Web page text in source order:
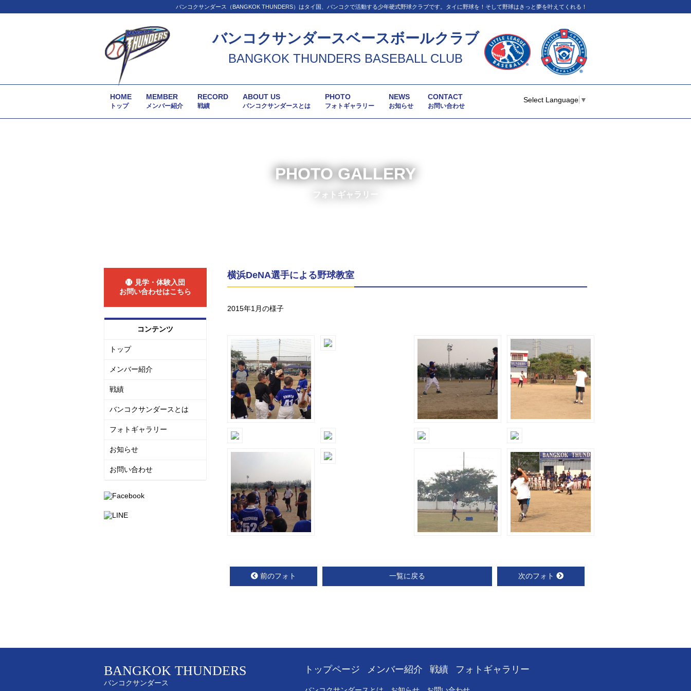
バンコクサンダース（BANGKOK THUNDERS）はタイ国、バンコクで活動する少年硬式野球クラブです。タイに野球を！そして野球はきっと夢を叶えてくれる！
バンコクサンダースベースボールクラブ
BANGKOK THUNDERS BASEBALL CLUB
HOME
トップ
MEMBER
メンバー紹介
RECORD
戦績
ABOUT US
バンコクサンダースとは
PHOTO
フォトギャラリー
NEWS
お知らせ
CONTACT
お問い合わせ
Select Language ▼
PHOTO GALLERY
フォトギャラリー
横浜DeNA選手による野球教室
2015年1月の様子
前のフォト 一覧に戻る 次のフォト
見学・体験入団
お問い合わせはこちら
コンテンツ
トップ
メンバー紹介
戦績
バンコクサンダースとは
フォトギャラリー
お知らせ
お問い合わせ
BANGKOK THUNDERS
バンコクサンダース
トップページ メンバー紹介 戦績 フォトギャラリー